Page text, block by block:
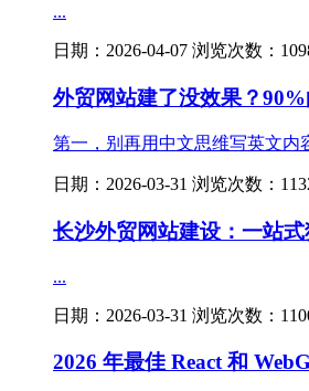
...
日期：2026-04-07 浏览次数：
外贸网站建了没效果？
第一，别再用中文思维写英文内
日期：2026-03-31 浏览次数：
长沙外贸网站建设：一站
...
日期：2026-03-31 浏览次数：
2026 年最佳 React 和